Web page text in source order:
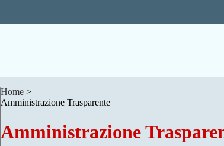
Home >
Amministrazione Trasparente
Amministrazione